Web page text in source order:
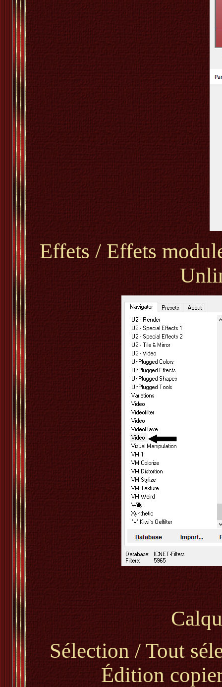
Effets / Effets
Sélection / Tout
Édition